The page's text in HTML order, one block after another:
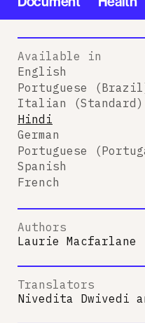
Available in
English
Portuguese
Italian (Standard)
Hindi
German
Portuguese
Spanish
French
Authors
Laurie Macfarlane
Translators
Nivedita Dwivedi